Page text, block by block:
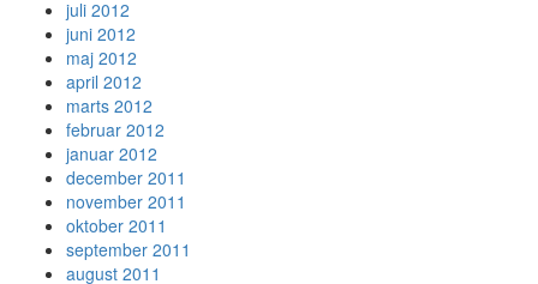
juli 2012
juni 2012
maj 2012
april 2012
marts 2012
februar 2012
januar 2012
december 2011
november 2011
oktober 2011
september 2011
august 2011